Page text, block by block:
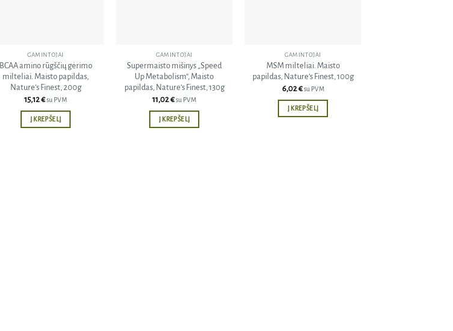
GAMINTOJAI
BCAA amino rūgščių gėrimo
milteliai. Maisto papildas,
Nature’s Finest, 200g
15,12€su PVM
Į KREPŠELĮ
GAMINTOJAI
Supermaisto mišinys „Speed
Up Metabolism“, Maisto
papildas, Nature’s Finest, 130g
11,02€su PVM
Į KREPŠELĮ
GAMINTOJAI
MSM milteliai. Maisto
papildas, Nature’s Finest, 100g
6,02€ su PVM
Į KREPŠELĮ